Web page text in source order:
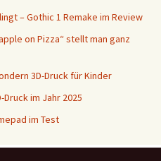
– Gothic 1 Remake im Review
on Pizza“ stellt man ganz
3D-Druck für Kinder
im Jahr 2025
im Test